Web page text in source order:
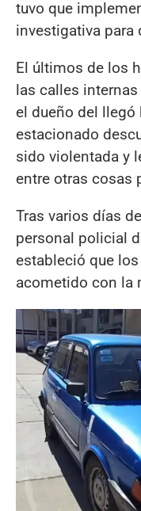
tuvo que
investigativa para
El últimos de los
las calles internas
el dueño del llegó
estacionado
sido violentada y
entre otras cosas
Tras varios días
personal policial
estableció que
acometido con la